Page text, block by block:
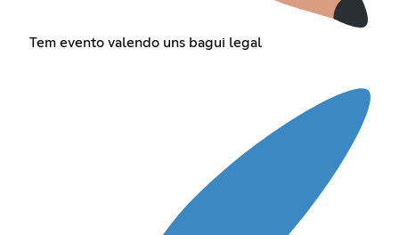
Tem evento valendo uns bagui legal